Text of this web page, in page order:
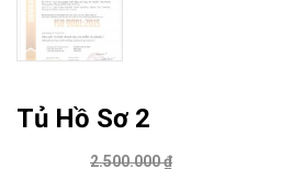
Tủ Hồ Sơ 2
2.500.000 ₫